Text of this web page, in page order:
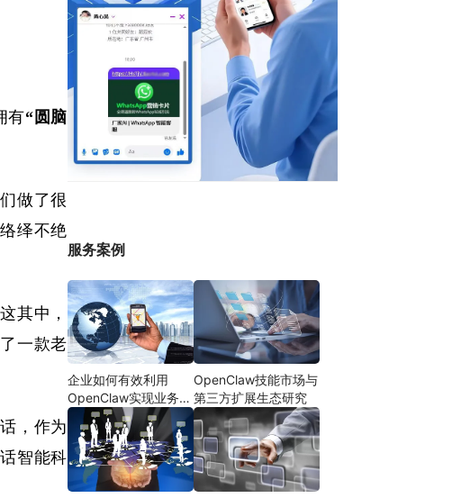
有“圆脑
做了很
绎不绝
其中，
一款老
，作为
智能科
服务案例
企业如何有效利用
OpenClaw实现业务自
动化
OpenClaw技能市场与
第三方扩展生态研究